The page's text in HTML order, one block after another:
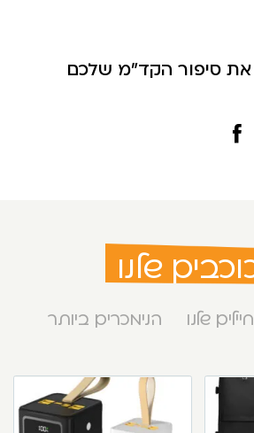
את סיפור הקד"מ שלכם
שלנו
שלנו הנימכרים ביותר